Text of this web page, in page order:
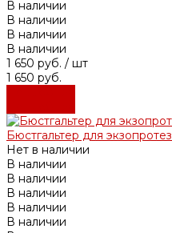
В наличии
В наличии
В наличии
В наличии
1 650 руб. / шт
1 650 руб.
Бюстгальтер для
Нет в наличии
В наличии
В наличии
В наличии
В наличии
В наличии